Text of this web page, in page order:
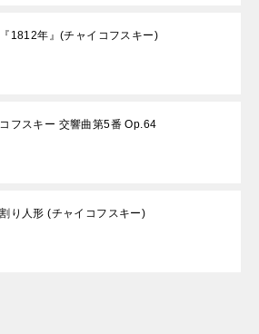
1812年』(チャイコフスキー)
フスキー 交響曲第5番 Op.64
り人形 (チャイコフスキー)